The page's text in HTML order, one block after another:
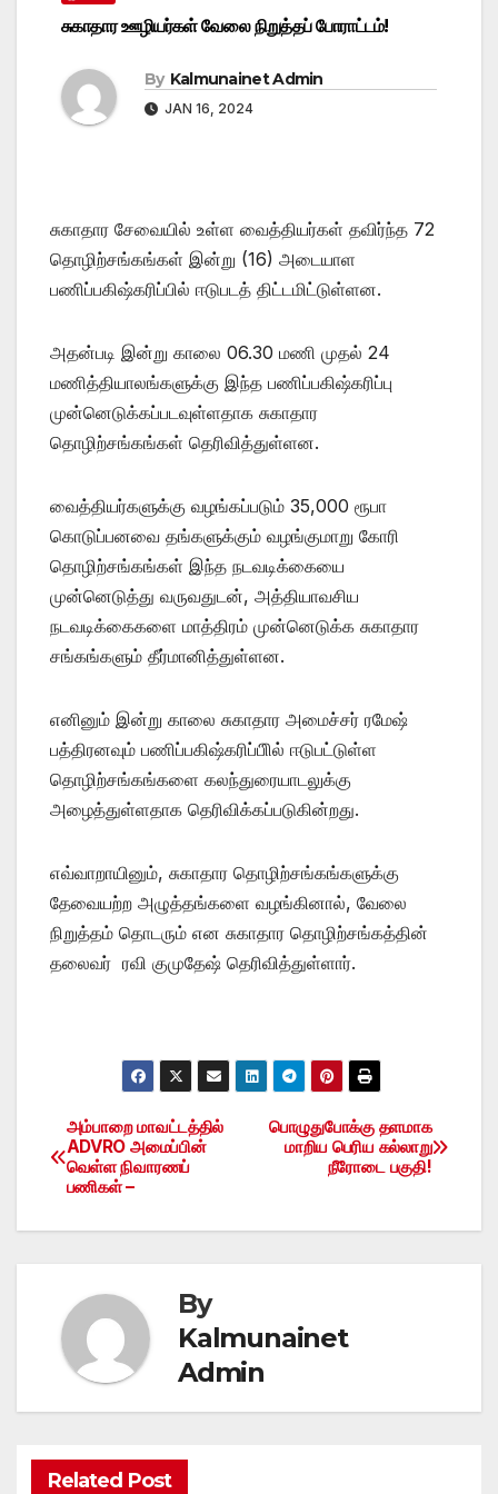
சுகாதார ஊழியர்கள் வேலை நிறுத்தப் போராட்டம்!
By Kalmunainet Admin
JAN 16, 2024
சுகாதார சேவையில் உள்ள வைத்தியர்கள் தவிர்ந்த 72
தொழிற்சங்கங்கள் இன்று (16) அடையாள
பணிப்பகிஷ்கரிப்பில் ஈடுபடத் திட்டமிட்டுள்ளன.
அதன்படி இன்று காலை 06.30 மணி முதல் 24
மணித்தியாலங்களுக்கு இந்த பணிப்பகிஷ்கரிப்பு
முன்னெடுக்கப்படவுள்ளதாக சுகாதார
தொழிற்சங்கங்கள் தெரிவித்துள்ளன.
வைத்தியர்களுக்கு வழங்கப்படும் 35,000 ரூபா
கொடுப்பனவை தங்களுக்கும் வழங்குமாறு கோரி
தொழிற்சங்கங்கள் இந்த நடவடிக்கையை
முன்னெடுத்து வருவதுடன், அத்தியாவசிய
நடவடிக்கைகளை மாத்திரம் முன்னெடுக்க சுகாதார
சங்கங்களும் தீர்மானித்துள்ளன.
எனினும் இன்று காலை சுகாதார அமைச்சர் ரமேஷ்
பத்திரனவும் பணிப்பகிஷ்கரிப்பிில் ஈடுபட்டுள்ள
தொழிற்சங்கங்களை கலந்துரையாடலுக்கு
அழைத்துள்ளதாக தெரிவிக்கப்படுகின்றது.
எவ்வாறாயினும், சுகாதார தொழிற்சங்கங்களுக்கு
தேவையற்ற அழுத்தங்களை வழங்கினால், வேலை
நிறுத்தம் தொடரும் என சுகாதார தொழிற்சங்கத்தின்
தலைவர் ரவி குமுதேஷ் தெரிவித்துள்ளார்.
Post
navigation
பொழுதுபோக்கு தளமாக
மாறிய பெரிய கல்லாறு
நீரோடை பகுதி!
அம்பாறை மாவட்டத்தில்
ADVRO அமைப்பின்
வெள்ள நிவாரணப்
பணிகள் –
By
Kalmunainet
Admin
Related Post